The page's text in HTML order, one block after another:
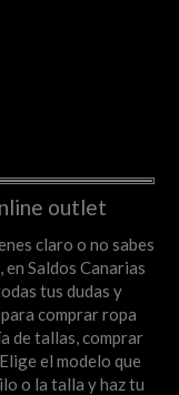
outlet
claro o no sabes
en Saldos Canarias
tus dudas y
comprar ropa
de tallas, comprar
el modelo que
o la talla y haz tu